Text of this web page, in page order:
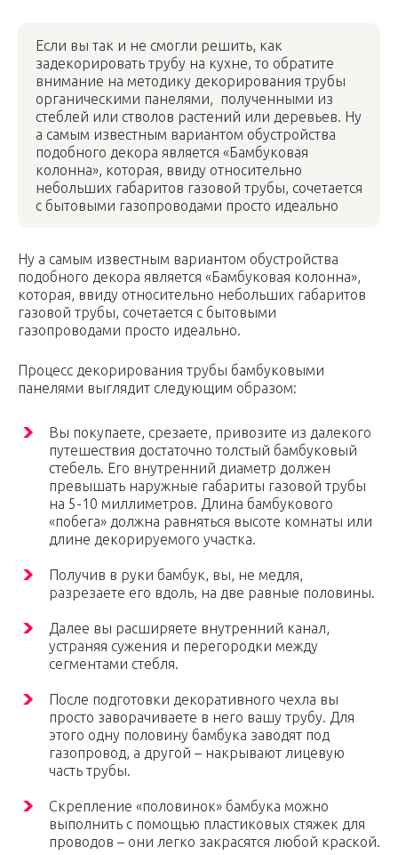
Если вы так и не смогли решить, как
задекорировать трубу на кухне, то обратите
внимание на методику декорирования трубы
органическими панелями, полученными из
стеблей или стволов растений или деревьев. Ну
а самым известным вариантом обустройства
подобного декора является «Бамбуковая
колонна», которая, ввиду относительно
небольших габаритов газовой трубы, сочетается
с бытовыми газопроводами просто идеально
Ну а самым известным вариантом обустройства
подобного декора является «Бамбуковая колонна»,
которая, ввиду относительно небольших габаритов
газовой трубы, сочетается с бытовыми
газопроводами просто идеально.
Процесс декорирования трубы бамбуковыми
панелями выглядит следующим образом:
Вы покупаете, срезаете, привозите из далекого
путешествия достаточно толстый бамбуковый
стебель. Его внутренний диаметр должен
превышать наружные габариты газовой трубы
на 5-10 миллиметров. Длина бамбукового
«побега» должна равняться высоте комнаты или
длине декорируемого участка.
Получив в руки бамбук, вы, не медля,
разрезаете его вдоль, на две равные половины.
Далее вы расширяете внутренний канал,
устраняя сужения и перегородки между
сегментами стебля.
После подготовки декоративного чехла вы
просто заворачиваете в него вашу трубу. Для
этого одну половину бамбука заводят под
газопровод, а другой – накрывают лицевую
часть трубы.
Скрепление «половинок» бамбука можно
выполнить с помощью пластиковых стяжек для
проводов – они легко закрасятся любой краской.